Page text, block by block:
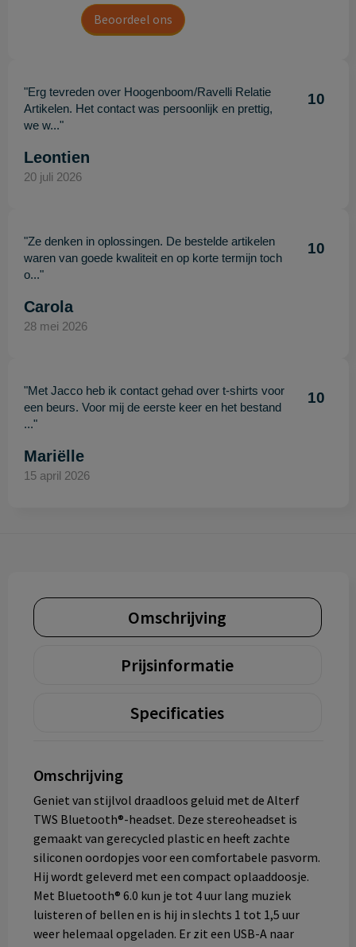
Beoordeel ons
"Erg tevreden over Hoogenboom/Ravelli Relatie
Artikelen. Het contact was persoonlijk en prettig,
we w..."
10
Leontien
20 juli 2026
"Ze denken in oplossingen. De bestelde artikelen
waren van goede kwaliteit en op korte termijn toch
o..."
10
Carola
28 mei 2026
"Met Jacco heb ik contact gehad over t-shirts voor
een beurs. Voor mij de eerste keer en het bestand
..."
10
Mariëlle
15 april 2026
Omschrijving
Prijsinformatie
Specificaties
Omschrijving
Geniet van stijlvol draadloos geluid met de Alterf
TWS Bluetooth®-headset. Deze stereoheadset is
gemaakt van gerecycled plastic en heeft zachte
siliconen oordopjes voor een comfortabele pasvorm.
Hij wordt geleverd met een compact oplaaddoosje.
Met Bluetooth® 6.0 kun je tot 4 uur lang muziek
luisteren of bellen en is hij in slechts 1 tot 1,5 uur
weer helemaal opgeladen. Er zit een USB-A naar